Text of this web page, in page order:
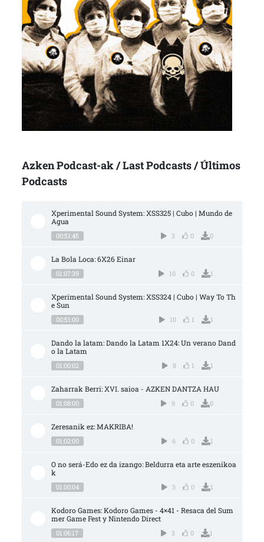
Azken Podcast-ak / Last Podcasts / Últimos
Podcasts
Xperimental Sound System: XSS325 | Cubo | Mundo de
Agua
00:51:45 3 0 0
La Bola Loca: 6X26 Einar
01:07:39 10 0 1
Xperimental Sound System: XSS324 | Cubo | Way To Th
e Sun
00:51:00 10 1 1
Dando la latam: Dando la Latam 1X24: Un verano Dand
o la Latam
01:00:02 8 1 1
Zaharrak Berri: XVI. saioa - AZKEN DANTZA HAU
01:08:00 9 0 0
Zeresanik ez: MAKRIBA!
01:02:00 6 0 1
O no será-Edo ez da izango: Beldurra eta arte eszenikoa
k
01:00:04 3 0 1
Kodoro Games: Kodoro Games - 4×41 - Resaca del Sum
mer Game Fest y Nintendo Direct
01:06:17 3 0 1